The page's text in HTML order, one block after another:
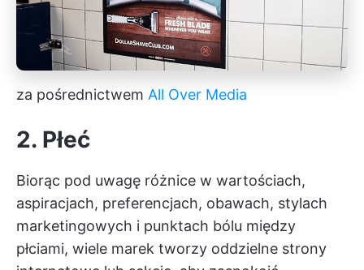
za pośrednictwem All Over Media
2. Płeć
Biorąc pod uwagę różnice w wartościach,
aspiracjach, preferencjach, obawach, stylach
marketingowych i punktach bólu między
płciami, wiele marek tworzy oddzielne strony